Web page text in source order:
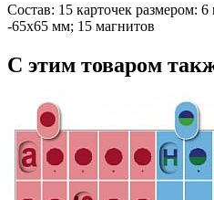
Состав: 15 карточек размером:
-65х65 мм; 15 магнитов
С этим товаром